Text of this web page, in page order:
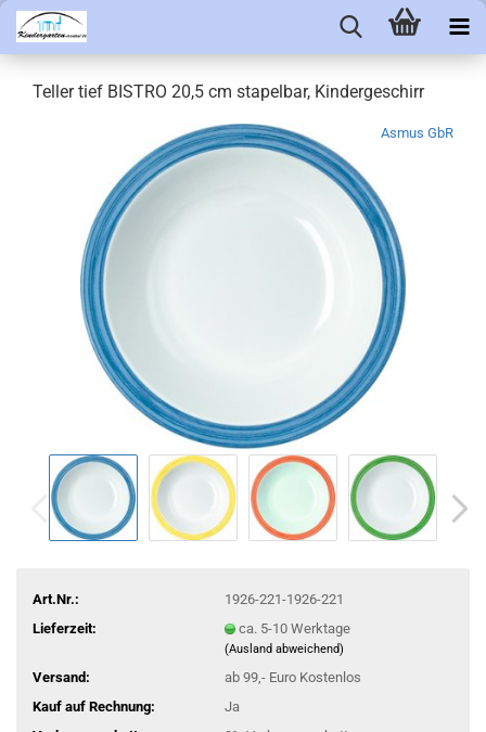
Teller tief BISTRO 20,5 cm stapelbar, Kindergeschirr
Asmus GbR
Art.Nr.:
1926-221-1926-221
Lieferzeit:
ca. 5-10 Werktage
(Ausland abweichend)
Versand:
ab 99,- Euro Kostenlos
Kauf auf Rechnung:
Ja